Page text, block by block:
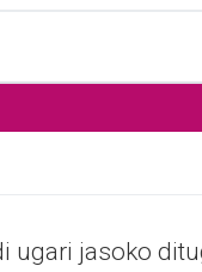
ugari jasoko